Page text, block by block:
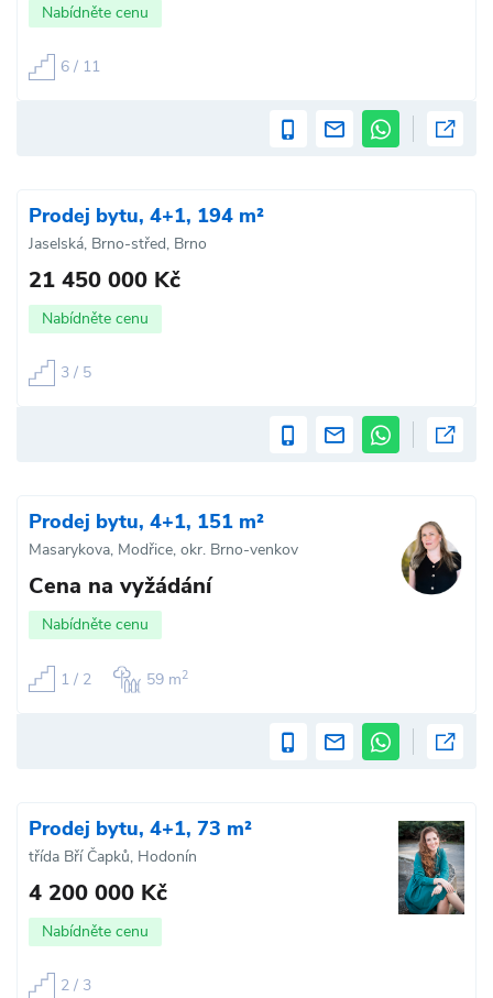
Nabídněte cenu
6 / 11
Prodej bytu, 4+1, 194 m²
Jaselská, Brno-střed, Brno
21 450 000 Kč
Nabídněte cenu
3 / 5
Prodej bytu, 4+1, 151 m²
Masarykova, Modřice, okr. Brno-venkov
Cena na vyžádání
Nabídněte cenu
1 / 2 59 m2
Prodej bytu, 4+1, 73 m²
třída Bří Čapků, Hodonín
4 200 000 Kč
Nabídněte cenu
2 / 3